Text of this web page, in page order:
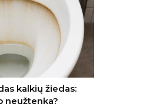
kalkių žiedas:
neužtenka?